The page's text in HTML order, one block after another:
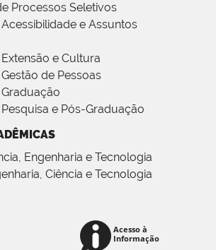
Processos Seletivos
e Assuntos
e Cultura
de Pessoas
e Pós-Graduação
Engenharia e Tecnologia
Ciência e Tecnologia